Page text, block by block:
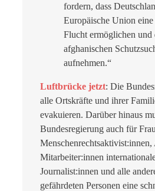
fordern, dass
Europäische Union eine
Flucht ermöglichen und
afghanischen
aufnehmen.“
Luftbrücke jetzt: Die
alle Ortskräfte und ihrer
evakuieren. Darüber hinaus
Bundesregierung auch für
Mitarbeiter:innen
Journalist:innen und alle
gefährdeten Personen eine